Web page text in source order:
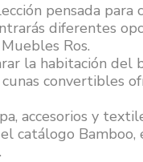
pensada para
diferentes
Ros.
la habitación del
convertibles
accesorios y
catálogo Bamboo,